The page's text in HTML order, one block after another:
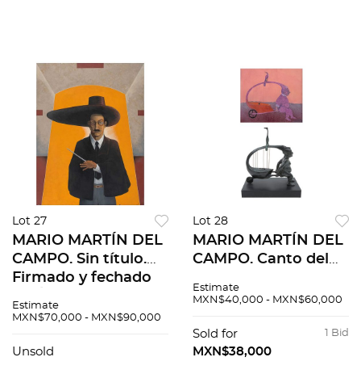
Lot 27
MARIO MARTÍN DEL
CAMPO. Sin título.
Firmado y fechado
sobre tela. 170 x 130
Estimate
MXN$70,000 - MXN$90,000
Unsold
Lot 28
MARIO MARTÍN DEL
CAMPO. Canto del
acrílico s/papel.
90. 36x42cm.
Escultura en bronce.
Estimate
MXN$40,000 - MXN$60,000
1 Bid
Sold for
MXN$38,000